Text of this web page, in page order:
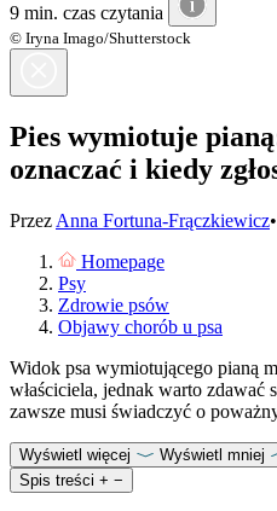
9 min. czas czytania
© Iryna Imago/Shutterstock
Pies wymiotuje
oznaczać i kiedy
Przez Anna Fortuna-Frączkiewicz•
Homepage
Psy
Zdrowie psów
Objawy chorób u psa
Widok psa wymiotującego pianą
właściciela, jednak warto zdawać
zawsze musi świadczyć o
Wyświetl więcej
Wyświetl mniej
Spis treści + −